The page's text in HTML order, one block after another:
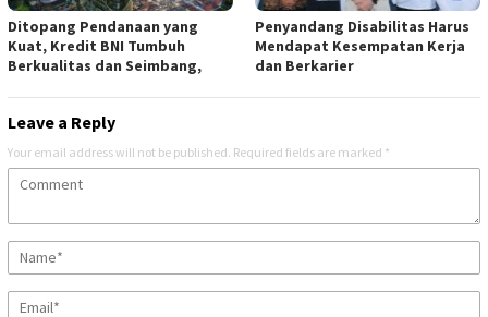
Ditopang Pendanaan yang
Kuat, Kredit BNI Tumbuh
Berkualitas dan Seimbang,
Penyandang Disabilitas Harus
Mendapat Kesempatan Kerja
dan Berkarier
Leave a Reply
Your email address will not be published. Required fields are marked *